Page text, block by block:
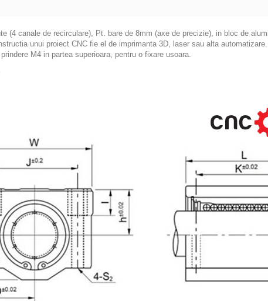
(4 canale de recirculare), Pt. bare de 8mm (axe de precizie), in bloc de
unui proiect CNC fie el de imprimanta 3D, laser sau alta
M4 in partea superioara, pentru o fixare usoara.